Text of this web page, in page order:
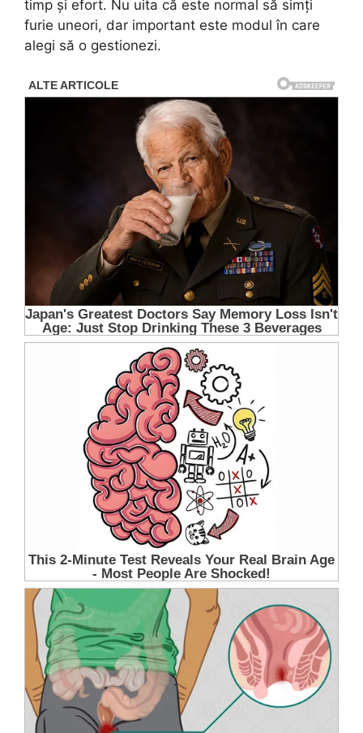
timp și efort. Nu uita că este normal să simți
furie uneori, dar important este modul în care
alegi să o gestionezi.